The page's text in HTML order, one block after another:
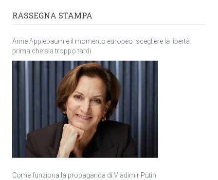
RASSEGNA STAMPA
Anne Applebaum e il momento europeo: scegliere la libertà
prima che sia troppo tardi
Come funziona la propaganda di Vladimir Putin